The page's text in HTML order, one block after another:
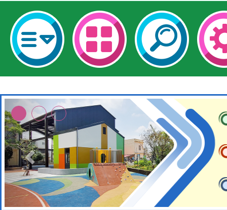
轉知經濟部水利署委託